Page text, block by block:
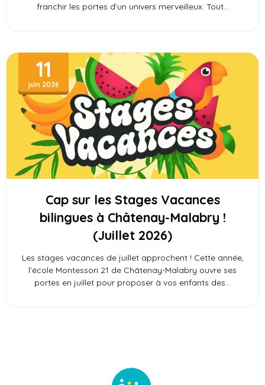
franchir les portes d’un univers merveilleux. Tout
Cap sur les Stages Vacances
bilingues à Châtenay-Malabry !
(Juillet 2026)
11
juin 2026
Les stages vacances de juillet approchent ! Cette année,
l’école Montessori 21 de Châtenay-Malabry ouvre ses
portes en juillet pour proposer à vos enfants des